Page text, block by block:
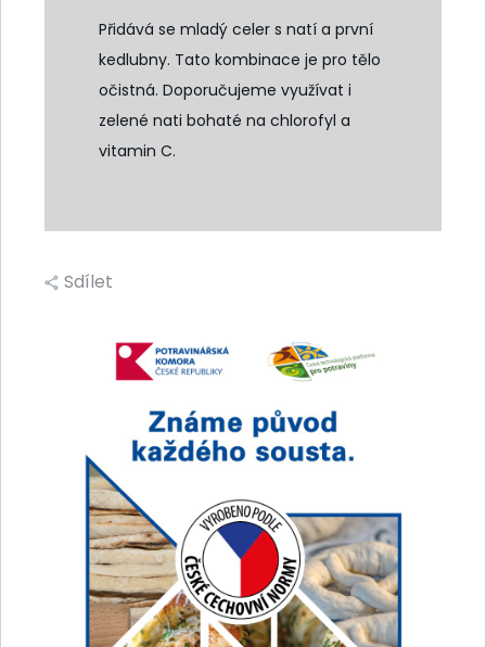
Přidává se mladý celer s natí a první
kedlubny. Tato kombinace je pro tělo
očistná. Doporučujeme využívat i
zelené nati bohaté na chlorofyl a
vitamin C.
Sdílet